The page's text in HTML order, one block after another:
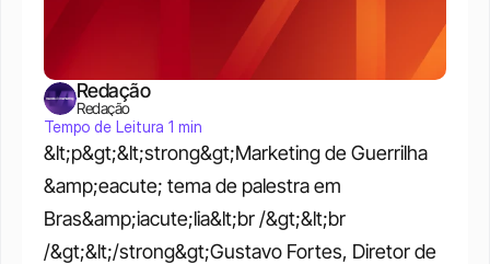
&lt;p&gt;&lt;strong&gt;Marketing de Guerrilha
&amp;eacute; tema de palestra em
Bras&amp;iacute;lia&lt;br /&gt;&lt;br
/&gt;&lt;/strong&gt;Gustavo Fortes, Diretor de
Redação
Redação
Tempo de Leitura 1 min